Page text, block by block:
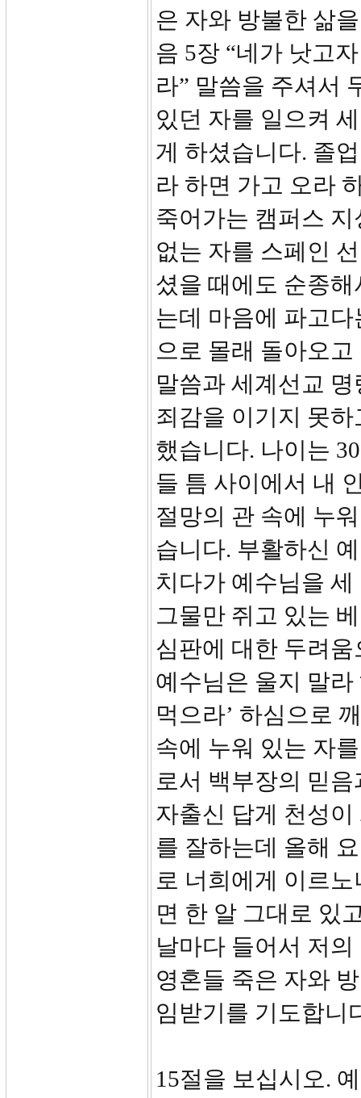
은 자와 방불한 삶
음 5장 “네가 낫고
라” 말씀을 주셔서
있던 자를 일으켜
게 하셨습니다. 졸
라 하면 가고 오라
죽어가는 캠퍼스
없는 자를 스페인
셨을 때에도 순종
는데 마음에 파고
으로 몰래 돌아오
말씀과 세계선교
죄감을 이기지 못
했습니다. 나이는
들 틈 사이에서 내
절망의 관 속에 누
습니다. 부활하신
치다가 예수님을
그물만 쥐고 있는
심판에 대한 두려
예수님은 울지 말라
먹으라’ 하심으로
속에 누워 있는 자
로서 백부장의 믿
자출신 답게 천성
를 잘하는데 올해
로 너희에게 이르
면 한 알 그대로 있
날마다 들어서 저
영혼들 죽은 자와
임받기를 기도합니
15절을 보십시오.